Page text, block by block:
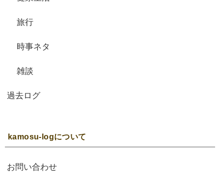
旅行
時事ネタ
雑談
過去ログ
kamosu-logについて
お問い合わせ